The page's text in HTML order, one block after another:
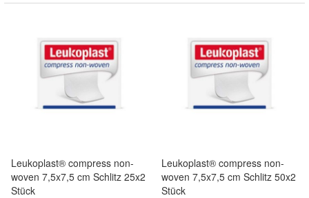
Leukoplast® compress non-
woven 7,5x7,5 cm Schlitz 25x2
Stück
Leukoplast® compress non-
woven 7,5x7,5 cm Schlitz 50x2
Stück